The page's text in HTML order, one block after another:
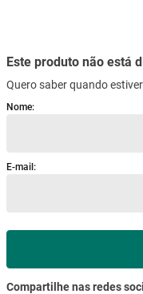
Este produto não está
Quero saber quando